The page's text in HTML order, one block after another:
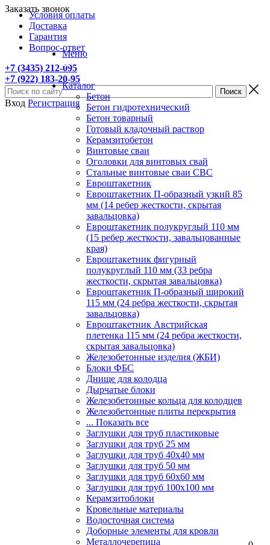
Условия оплаты
Доставка
Гарантия
Вопрос-ответ
+7 (3435) 212-095
+7 (922) 183-20-95
Заказать звонок
Вход Регистрация
Меню
Каталог
Бетон
Бетон гидротехнический
Бетон товарный
Готовый кладочный раствор
Керамзитобетон
Винтовые сваи
Оголовки для винтовых свай
Стальные винтовые сваи СВС
Евроштакетник
Евроштакетник П-образный узкий 85
мм (14 ребер жесткости, скрытая
завальцовка)
Евроштакетник полукруглый 110 мм
(15 ребер жесткости, завальцованные
края)
Евроштакетник фигурный
полукруглый 110 мм (33 ребра
жесткости, скрытая завальцовка)
Евроштакетник П-образный широкий
115 мм (24 ребра жесткости, скрытая
завальцовка)
Евроштакетник Австрийская
плетенка 115 мм (24 ребра жесткости,
скрытая завальцовка)
Железобетонные изделия (ЖБИ)
Блоки ФБС
Днище для колодца
Дырчатые блоки
Железобетонные кольца для колодцев
Железобетонные плиты перекрытия
... Показать все
Заглушки для труб пластиковые
Заглушки для труб 25 мм
Заглушки для труб 40х40 мм
Заглушки для труб 50 мм
Заглушки для труб 60х60 мм
Заглушки для труб 100х100 мм
Керамзитоблоки
Кровельные материалы
Водосточная система
Доборные элементы для кровли
Металлочерепица